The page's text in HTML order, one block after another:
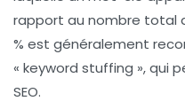
rapport au nombre total
% est généralement
« keyword stuffing », qui
SEO.